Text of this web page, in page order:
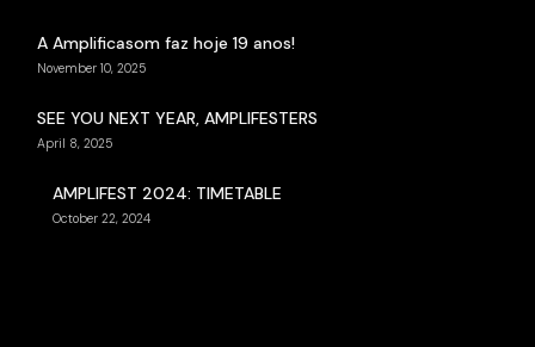
A Amplificasom faz hoje 19 anos!
November 10, 2025
SEE YOU NEXT YEAR, AMPLIFESTERS
April 8, 2025
AMPLIFEST 2024: TIMETABLE
October 22, 2024